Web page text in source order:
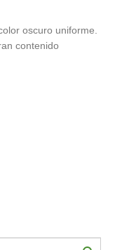
oscuro uniforme.
contenido